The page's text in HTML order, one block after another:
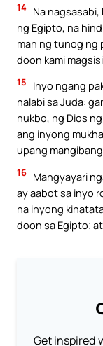
14 Na
ng Egipto, na
man ng tunog ng
doon kami
15
Inyo ngang
nalabi sa Juda:
hukbo, ng Dios
ang inyong
upang
16 Mangyayari
ay aabot sa inyo
na inyong
doon sa Egipto;
Get inspired